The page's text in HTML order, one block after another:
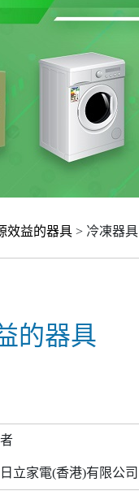
效益的器具 > 冷凍器具
的器具
立家電(香港)有限公司